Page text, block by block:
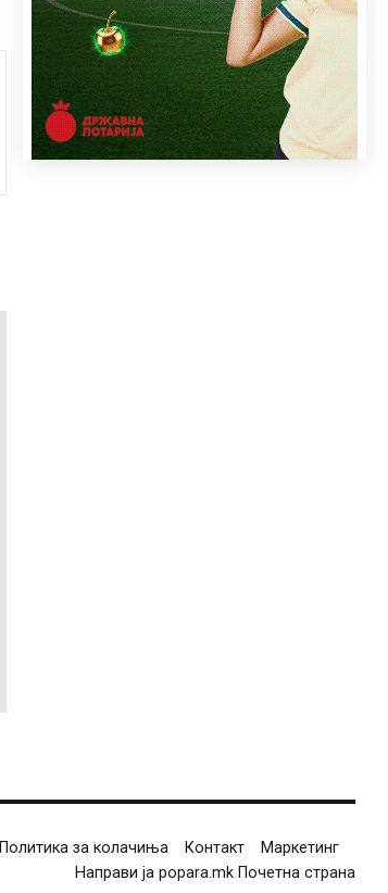
Политика за колачиња Контакт
Маркетинг
Направи ја popara.mk Почетна страна